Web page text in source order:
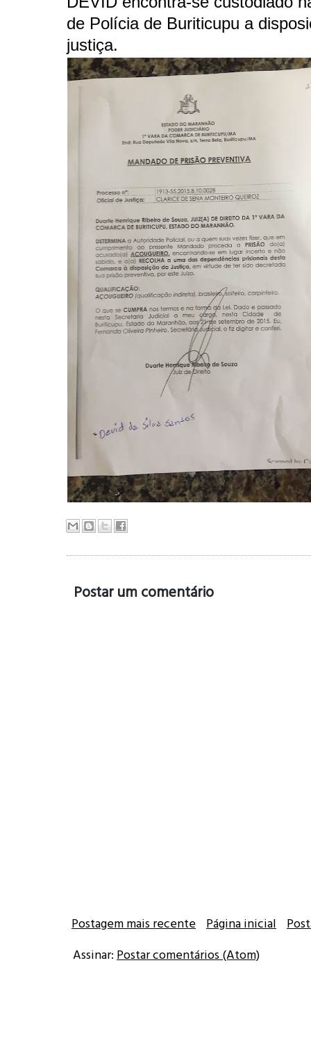
de Polícia de Buriticupu a
justiça.
Postar um comentário
Postagem mais recente Página inicial
Assinar: Postar comentários (Atom)